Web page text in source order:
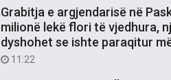
Grabitja e argjendarisë në
milionë lekë flori të vjedhura,
dyshohet se ishte paraqitur
11:22